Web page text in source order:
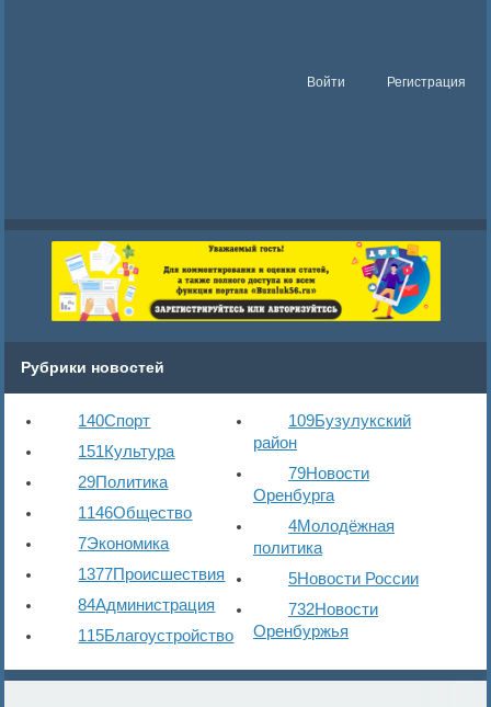
Войти Регистрация
Рубрики новостей
140Спорт
151Культура
29Политика
1146Общество
7Экономика
1377Происшествия
84Администрация
115Благоустройство
109Бузулукский
район
79Новости
Оренбурга
4Молодёжная
политика
5Новости России
732Новости
Оренбуржья